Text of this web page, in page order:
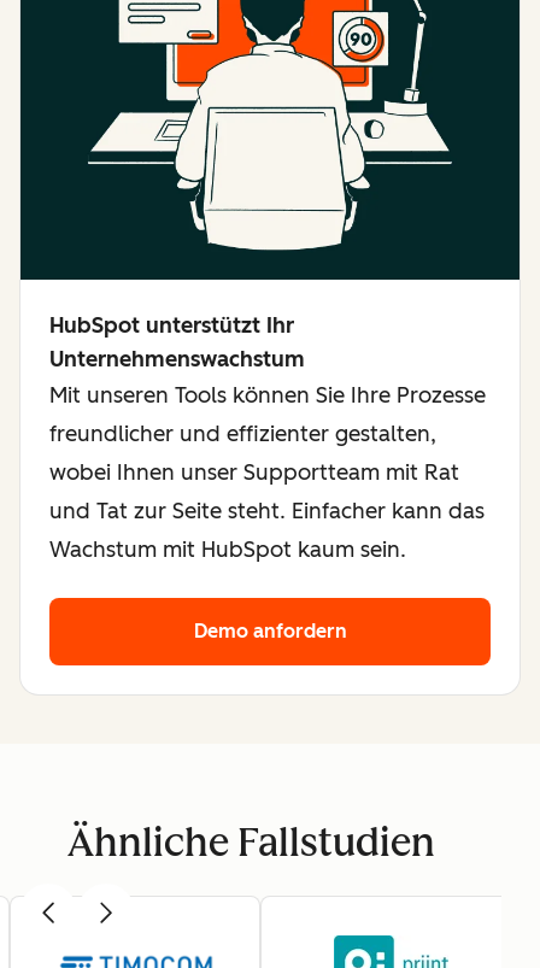
HubSpot unterstützt Ihr
Unternehmenswachstum
Mit unseren Tools können Sie Ihre Prozesse
freundlicher und effizienter gestalten,
wobei Ihnen unser Supportteam mit Rat
und Tat zur Seite steht. Einfacher kann das
Wachstum mit HubSpot kaum sein.
Demo anfordern
Ähnliche Fallstudien